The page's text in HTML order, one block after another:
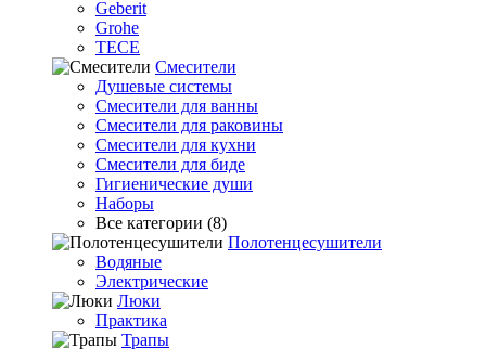
Geberit
Grohe
TECE
Смесители
Душевые системы
Смесители для ванны
Смесители для раковины
Смесители для кухни
Смесители для биде
Гигиенические души
Наборы
Все категории (8)
Полотенцесушители
Водяные
Электрические
Люки
Практика
Трапы